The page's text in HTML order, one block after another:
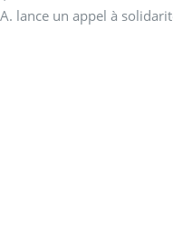
lance un appel à